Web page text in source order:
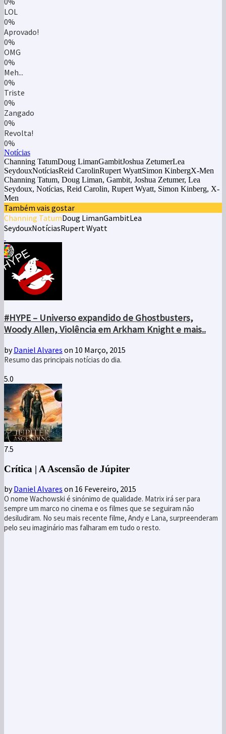
LOL
0%
Aprovado!
0%
OMG
0%
Meh...
0%
Triste
0%
Zangado
0%
Revolta!
0%
Notícias
Channing TatumDoug LimanGambitJoshua ZetumerLea
SeydouxNotíciasReid CarolinRupert WyattSimon KinbergX-Men
Channing Tatum, Doug Liman, Gambit, Joshua Zetumer, Lea
Seydoux, Notícias, Reid Carolin, Rupert Wyatt, Simon Kinberg, X-
Men
Também vais gostar
Channing TatumDoug LimanGambitLea
SeydouxNotíciasRupert Wyatt
#HYPE – Universo expandido de Ghostbusters,
Woody Allen, Violência em Arkham Knight e mais..
byDaniel Alvares on 10 Março, 2015
Resumo das principais notícias do dia.
5.0
7.5
Crítica | A Ascensão de Júpiter
byDaniel Alvares on 16 Fevereiro, 2015
O nome Wachowski é sinónimo de qualidade. Matrix irá ser para
sempre um marco no cinema e os filmes que se seguiram não
desiludiram. No seu mais recente filme, Andy e Lana, surpreenderam
pelo seu imaginário mas falharam em tudo o resto.